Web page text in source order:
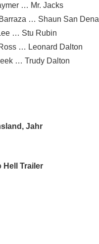
… Mr. Jacks
… Shaun San Dena
… Stu Rubin
… Leonard Dalton
… Trudy Dalton
Jahr
Hell Trailer